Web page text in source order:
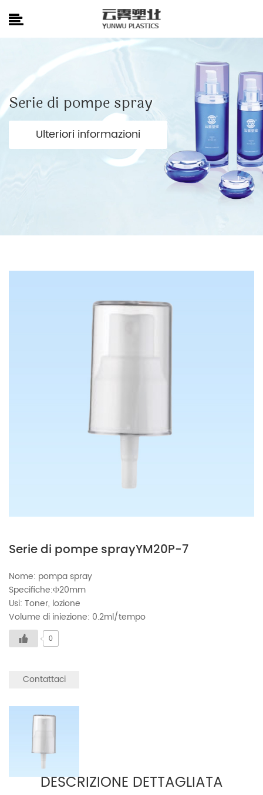
Serie di pompe spray
Ulteriori informazioni
Serie di pompe sprayYM20P-7
Nome: pompa spray
Specifiche:Ф20mm
Usi: Toner, lozione
Volume di iniezione: 0.2ml/tempo
0
Contattaci
DESCRIZIONE DETTAGLIATA